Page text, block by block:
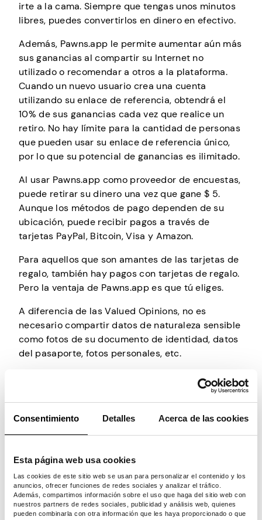
Consentimiento Detalles Acerca de las cookies
Esta página web usa cookies
Las cookies de este sitio web se usan para personalizar el contenido y los
anuncios, ofrecer funciones de redes sociales y analizar el tráfico.
Además, compartimos información sobre el uso que haga del sitio web con
nuestros partners de redes sociales, publicidad y análisis web, quienes
pueden combinarla con otra información que les haya proporcionado o que
irte a la cama. Siempre que tengas unos minutos
libres, puedes convertirlos en dinero en efectivo.
Además, Pawns.app le permite aumentar aún más
sus ganancias al compartir su Internet no
utilizado o recomendar a otros a la plataforma.
Cuando un nuevo usuario crea una cuenta
utilizando su enlace de referencia, obtendrá el
10% de sus ganancias cada vez que realice un
retiro. No hay límite para la cantidad de personas
que pueden usar su enlace de referencia único,
por lo que su potencial de ganancias es ilimitado.
Al usar Pawns.app como proveedor de encuestas,
puede retirar su dinero una vez que gane $ 5.
Aunque los métodos de pago dependen de su
ubicación, puede recibir pagos a través de
tarjetas PayPal, Bitcoin, Visa y Amazon.
Para aquellos que son amantes de las tarjetas de
regalo, también hay pagos con tarjetas de regalo.
Pero la ventaja de Pawns.app es que tú eliges.
A diferencia de las Valued Opinions, no es
necesario compartir datos de naturaleza sensible
como fotos de su documento de identidad, datos
del pasaporte, fotos personales, etc.
Pawns.app es una plataforma legítima propiedad
de IPRoyal, un proveedor de proxy de buena
reputación que garantiza su seguridad y
privacidad en línea.
¿Cuánto puedes